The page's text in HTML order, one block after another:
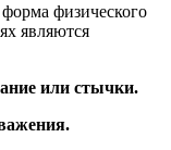
физического
являются
или стычки.